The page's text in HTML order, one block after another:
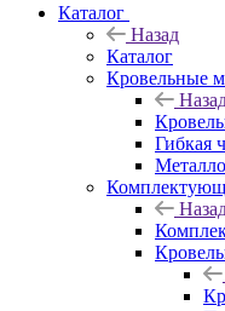
Каталог
Назад
Каталог
Кровельные
Гибкая